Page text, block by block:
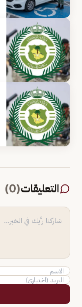
التعليقات(
0
)